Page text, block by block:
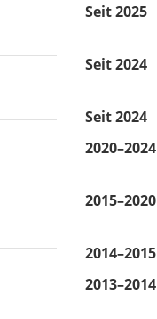
Seit 2025
Seit 2024
Seit 2024
2020–2024
2015–2020
2014–2015
2013–2014